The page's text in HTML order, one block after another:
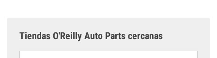
Tiendas O'Reilly Auto Parts cercanas